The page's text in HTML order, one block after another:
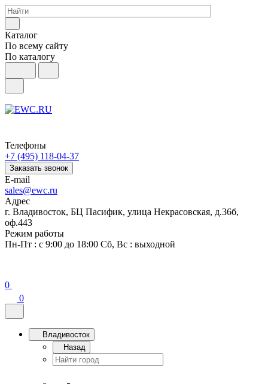
Каталог
По всему сайту
По каталогу
Телефоны
+7 (495) 118-04-37
Заказать звонок
E-mail
sales@ewc.ru
Адрес
г. Владивосток, БЦ Пасифик, улица Некрасовская, д.36б,
оф.443
Режим работы
Пн-Пт : с 9:00 до 18:00 Сб, Вс : выходной
0
0
Владивосток
Назад